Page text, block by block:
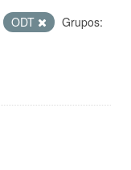
ODT
Grupos: